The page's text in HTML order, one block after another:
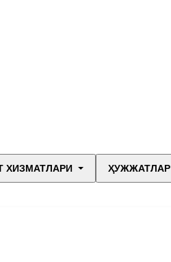
ХИЗМАТЛАРИ ҲУЖЖАТЛАР